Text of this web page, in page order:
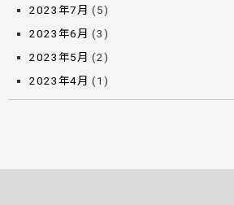
2023年7月 (5)
2023年6月 (3)
2023年5月 (2)
2023年4月 (1)